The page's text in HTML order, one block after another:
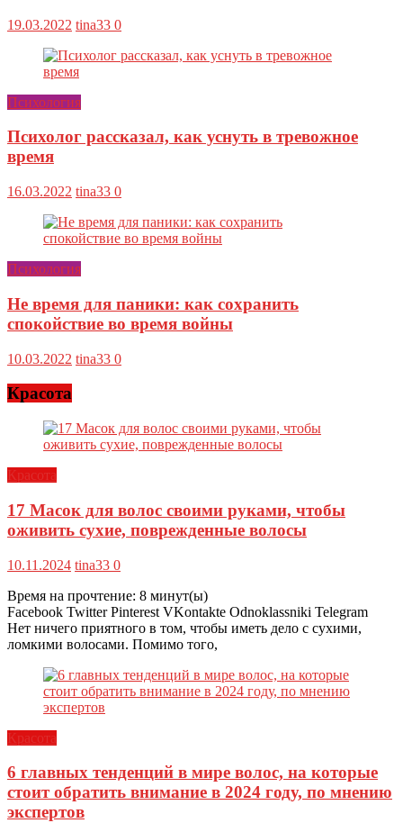
19.03.2022 tina33 0
Психология
Психолог рассказал, как уснуть в тревожное
время
16.03.2022 tina33 0
Психология
Не время для паники: как сохранить
спокойствие во время войны
10.03.2022 tina33 0
Красота
Красота
17 Масок для волос своими руками, чтобы
оживить сухие, поврежденные волосы
10.11.2024 tina33 0
Время на прочтение: 8 минут(ы)
Facebook Twitter Pinterest VKontakte Odnoklassniki Telegram
Нет ничего приятного в том, чтобы иметь дело с сухими,
ломкими волосами. Помимо того,
Красота
6 главных тенденций в мире волос, на которые
стоит обратить внимание в 2024 году, по мнению
экспертов